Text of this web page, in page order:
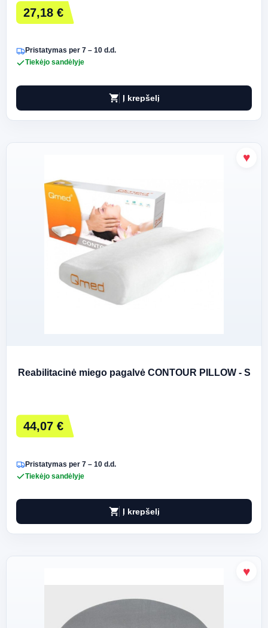
27,18 €
Pristatymas per 7 – 10 d.d.
Tiekėjo sandėlyje
shopping_cart Į krepšelį
Reabilitacinė miego pagalvė CONTOUR PILLOW - S
44,07 €
Pristatymas per 7 – 10 d.d.
Tiekėjo sandėlyje
shopping_cart Į krepšelį